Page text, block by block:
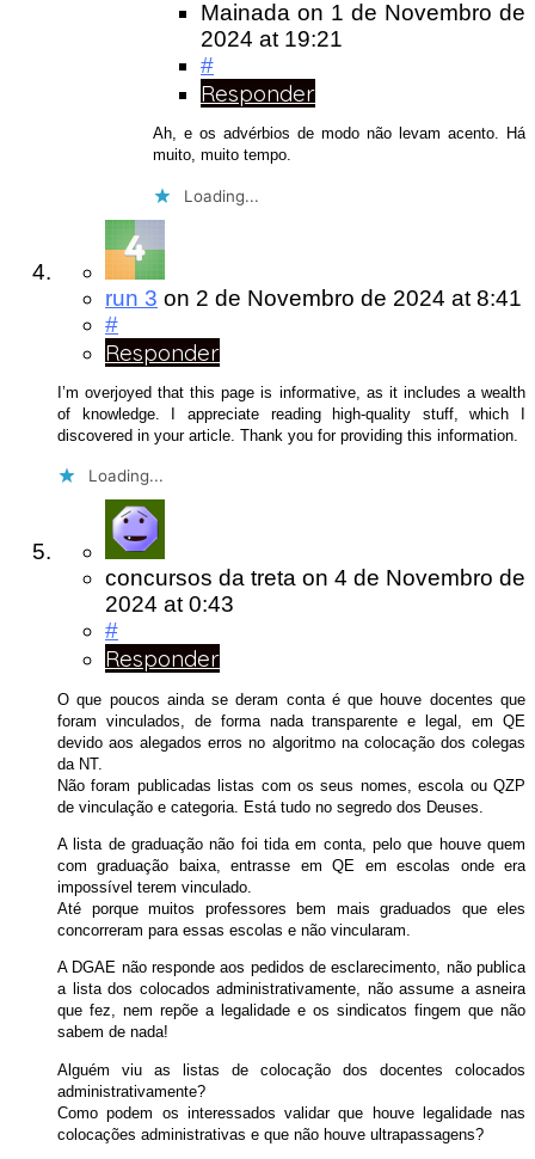
Mainada on 1 de Novembro de
2024 at 19:21
#
Responder
Ah, e os advérbios de modo não levam acento. Há
muito, muito tempo.
Loading...
run 3 on 2 de Novembro de 2024 at 8:41
#
Responder
I’m overjoyed that this page is informative, as it includes a wealth
of knowledge. I appreciate reading high-quality stuff, which I
discovered in your article. Thank you for providing this information.
Loading...
concursos da treta on 4 de Novembro de
2024 at 0:43
#
Responder
O que poucos ainda se deram conta é que houve docentes que
foram vinculados, de forma nada transparente e legal, em QE
devido aos alegados erros no algoritmo na colocação dos colegas
da NT.
Não foram publicadas listas com os seus nomes, escola ou QZP
de vinculação e categoria. Está tudo no segredo dos Deuses.
A lista de graduação não foi tida em conta, pelo que houve quem
com graduação baixa, entrasse em QE em escolas onde era
impossível terem vinculado.
Até porque muitos professores bem mais graduados que eles
concorreram para essas escolas e não vincularam.
A DGAE não responde aos pedidos de esclarecimento, não publica
a lista dos colocados administrativamente, não assume a asneira
que fez, nem repõe a legalidade e os sindicatos fingem que não
sabem de nada!
Alguém viu as listas de colocação dos docentes colocados
administrativamente?
Como podem os interessados validar que houve legalidade nas
colocações administrativas e que não houve ultrapassagens?